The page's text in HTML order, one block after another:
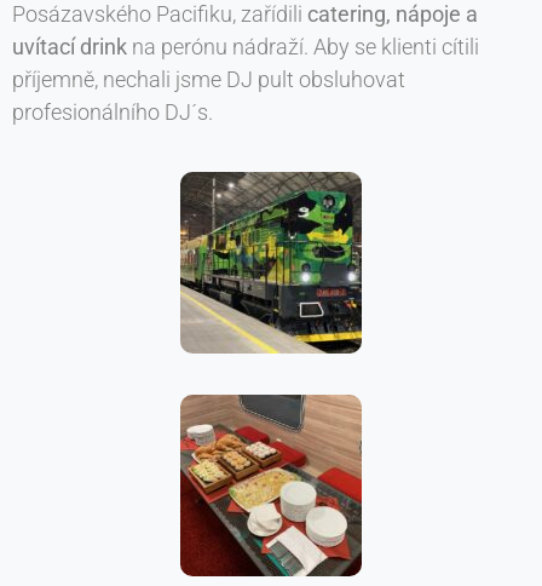
Posázavského Pacifiku, zařídili catering, nápoje a
uvítací drink na perónu nádraží. Aby se klienti cítili
příjemně, nechali jsme DJ pult obsluhovat
profesionálního DJ´s.